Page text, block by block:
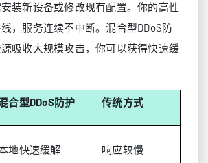
装新设备或修改现有配置。你的高性
，服务连续不中断。混合型DDoS防
吸收大规模攻击，你可以获得快速缓
合型DDoS防护 传统方式
地快速缓解 响应较慢